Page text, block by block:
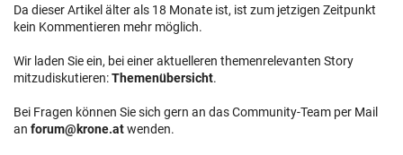
Da dieser Artikel älter als 18 Monate ist, ist zum jetzigen Zeitpunkt
kein Kommentieren mehr möglich.
Wir laden Sie ein, bei einer aktuelleren themenrelevanten Story
mitzudiskutieren:Themenübersicht.
Bei Fragen können Sie sich gern an das Community-Team per Mail
an forum@krone.atwenden.